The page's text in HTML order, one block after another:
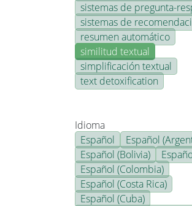
sistemas de pregunta-
sistemas de
resumen automático
similitud textual
simplificación textual
text detoxification
Idioma
Español
Español
Español (Bolivia)
Español (Colombia)
Español (Costa Rica)
Español (Cuba)